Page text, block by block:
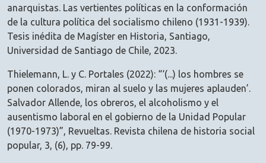
anarquistas. Las vertientes políticas en la conformación
de la cultura política del socialismo chileno (1931-1939).
Tesis inédita de Magíster en Historia, Santiago,
Universidad de Santiago de Chile, 2023.
Thielemann, L. y C. Portales (2022): “‘(...) los hombres se
ponen colorados, miran al suelo y las mujeres aplauden’.
Salvador Allende, los obreros, el alcoholismo y el
ausentismo laboral en el gobierno de la Unidad Popular
(1970-1973)”, Revueltas. Revista chilena de historia social
popular, 3, (6), pp. 79-99.